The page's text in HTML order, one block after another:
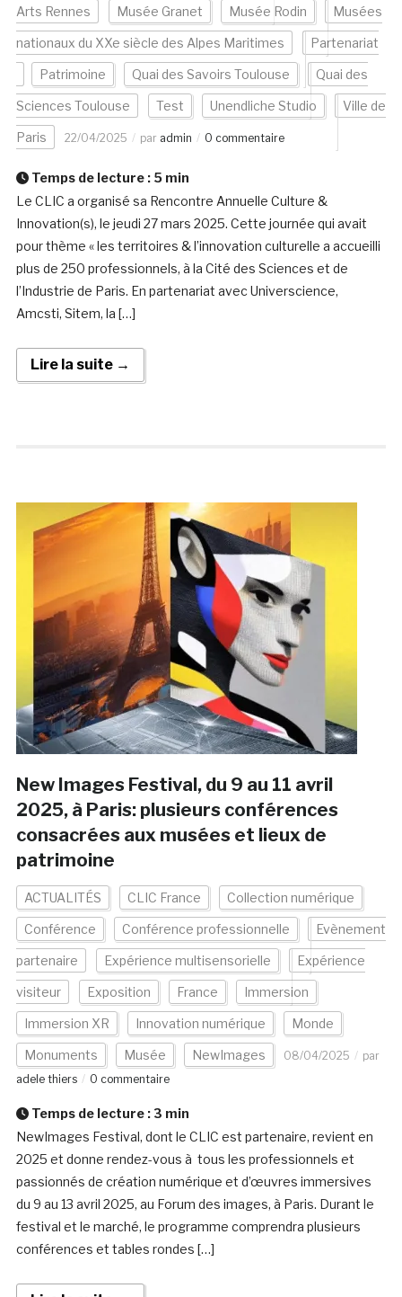
Arts Rennes Musée Granet Musée Rodin Musées
nationaux du XXe siècle des Alpes Maritimes Partenariat
Patrimoine Quai des Savoirs Toulouse Quai des
Sciences Toulouse Test Unendliche Studio Ville de
Paris 22/04/2025 par admin 0 commentaire
Temps de lecture : 5 min
Le CLIC a organisé sa Rencontre Annuelle Culture &
Innovation(s), le jeudi 27 mars 2025. Cette journée qui avait
pour thème « les territoires & l’innovation culturelle a accueilli
plus de 250 professionnels, à la Cité des Sciences et de
l’Industrie de Paris. En partenariat avec Universcience,
Amcsti, Sitem, la […]
Lire la suite →
New Images Festival, du 9 au 11 avril
2025, à Paris: plusieurs conférences
consacrées aux musées et lieux de
patrimoine
ACTUALITÉS CLIC France Collection numérique
Conférence Conférence professionnelle Evènement
partenaire Expérience multisensorielle Expérience
visiteur Exposition France Immersion
Immersion XR Innovation numérique Monde
Monuments Musée NewImages 08/04/2025
par
adele thiers
0 commentaire
Temps de lecture : 3 min
NewImages Festival, dont le CLIC est partenaire, revient en
2025 et donne rendez-vous à tous les professionnels et
passionnés de création numérique et d’œuvres immersives
du 9 au 13 avril 2025, au Forum des images, à Paris. Durant le
festival et le marché, le programme comprendra plusieurs
conférences et tables rondes […]